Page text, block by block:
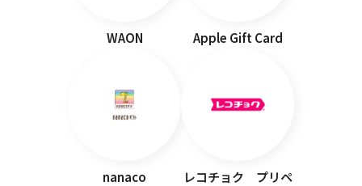
WAON Apple Gift Card
nanaco
レコチョク プリペ